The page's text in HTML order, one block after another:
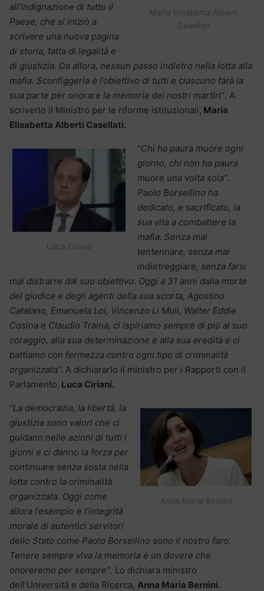
Maria Elisabetta Alberti
Casellati
all’indignazione di tutto il
Paese, che si iniziò a
scrivere una nuova pagina
di storia, fatta di legalità e
di giustizia. Da allora, nessun passo indietro nella lotta alla
mafia. Sconfiggerla è l’obiettivo di tutti e ciascuno farà la
sua parte per onorare la memoria dei nostri martiri”. A
scriverlo il Ministro per le riforme istituzionali, Maria
Elisabetta Alberti Casellati.
Luca Ciriani
“Chi ha paura muore ogni
giorno, chi non ha paura
muore una volta sola”.
Paolo Borsellino ha
dedicato, e sacrificato, la
sua vita a combattere la
mafia. Senza mai
tentennare, senza mai
indietreggiare, senza farsi
mai distrarre dal suo obiettivo. Oggi a 31 anni dalla morte
del giudice e degli agenti della sua scorta, Agostino
Catalano, Emanuela Loi, Vincenzo Li Muli, Walter Eddie
Cosina e Claudio Traina, ci ispiriamo sempre di più al suo
coraggio, alla sua determinazione e alla sua eredità e ci
battiamo con fermezza contro ogni tipo di criminalità
organizzata“. A dichiararlo il ministro per i Rapporti con il
Parlamento, Luca Ciriani.
Anna Maria Bernini
“La democrazia, la libertà, la
giustizia sono valori che ci
guidano nelle azioni di tutti i
giorni e ci danno la forza per
continuare senza sosta nella
lotta contro la criminalità
organizzata. Oggi come
allora l’esempio e l’integrità
morale di autentici servitori
dello Stato come Paolo Borsellino sono il nostro faro.
Tenere sempre viva la memoria è un dovere che
onoreremo per sempre”. Lo dichiara ministro
dell’Università e della Ricerca, Anna Maria Bernini.